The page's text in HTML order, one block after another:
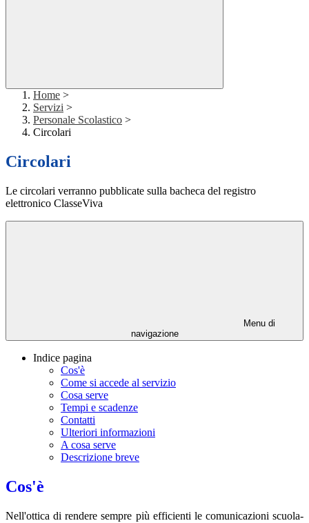
Home >
Servizi >
Personale Scolastico >
Circolari
Circolari
Le circolari verranno pubblicate sulla bacheca del registro
elettronico ClasseViva
Menu di
navigazione
Indice pagina
Cos'è
Come si accede al servizio
Cosa serve
Tempi e scadenze
Contatti
Ulteriori informazioni
A cosa serve
Descrizione breve
Cos'è
Nell'ottica di rendere sempre più efficienti le comunicazioni scuola-